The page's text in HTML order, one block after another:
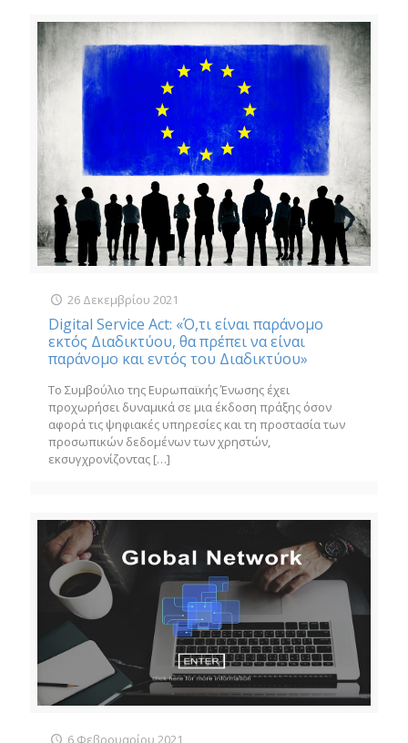
26 Δεκεμβρίου 2021
Digital Service Act: «Ό,τι είναι παράνομο
εκτός Διαδικτύου, θα πρέπει να είναι
παράνομο και εντός του Διαδικτύου»
Το Συμβούλιο της Ευρωπαϊκής Ένωσης έχει
προχωρήσει δυναμικά σε μια έκδοση πράξης όσον
αφορά τις ψηφιακές υπηρεσίες και τη προστασία των
προσωπικών δεδομένων των χρηστών,
εκσυγχρονίζοντας […]
6 Φεβρουαρίου 2021